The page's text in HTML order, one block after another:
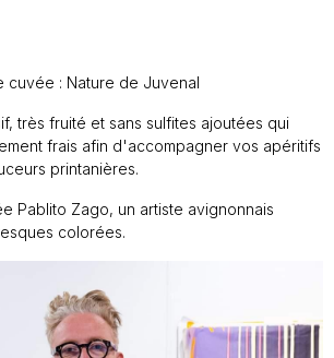
cuvée : Nature de Juvenal
très fruité et sans sulfites ajoutées qui
frais afin d'accompagner vos apéritifs
printanières.
Pablito Zago, un artiste avignonnais
colorées.